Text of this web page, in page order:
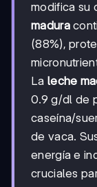
modifica su
madura
(88%),
La leche
0.9 g/dl de
caseína/
de vaca.
energía e
cruciales